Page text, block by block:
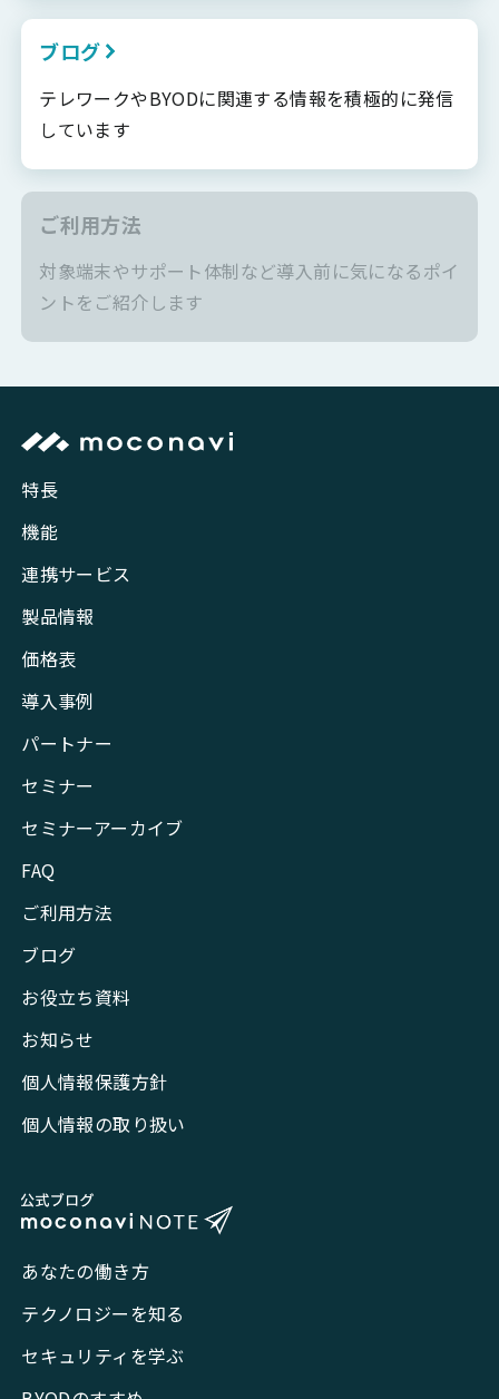
ブログ
テレワークやBYODに関連する情報を積極的に発信
しています
ご利用方法
対象端末やサポート体制など導入前に気になるポイ
ントをご紹介します
特長
機能
連携サービス
製品情報
価格表
導入事例
パートナー
セミナー
セミナーアーカイブ
FAQ
ご利用方法
ブログ
お役立ち資料
お知らせ
個人情報保護方針
個人情報の取り扱い
あなたの働き方
テクノロジーを知る
セキュリティを学ぶ